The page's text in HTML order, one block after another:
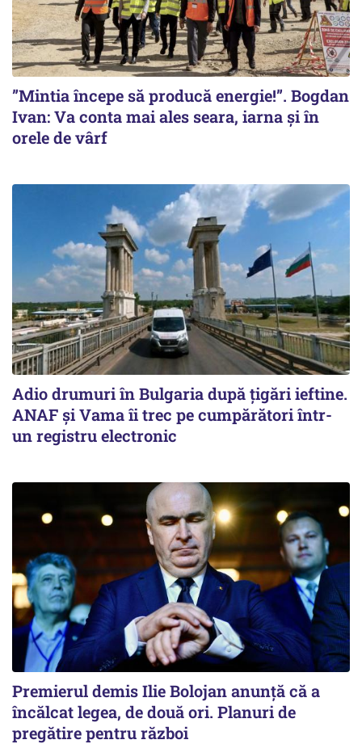
”Mintia începe să producă energie!”. Bogdan
Ivan: Va conta mai ales seara, iarna și în
orele de vârf
Adio drumuri în Bulgaria după țigări ieftine.
ANAF și Vama îi trec pe cumpărători într-
un registru electronic
Premierul demis Ilie Bolojan anunță că a
încălcat legea, de două ori. Planuri de
pregătire pentru război